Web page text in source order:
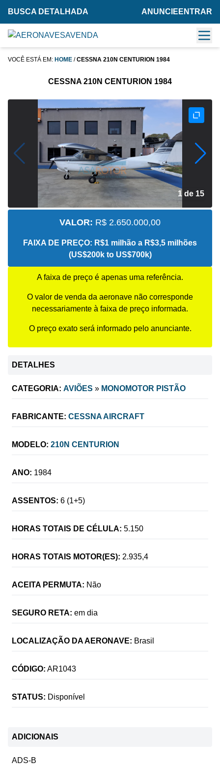
BUSCA DETALHADA ANUNCIE ENTRAR
VOCÊ ESTÁ EM: HOME /CESSNA 210N CENTURION 1984
CESSNA 210N CENTURION 1984
2 de 15
VALOR: R$ 2.650.000,00
FAIXA DE PREÇO: R$1 milhão a R$3,5 milhões
(US$200k to US$700k)
A faixa de preço é apenas uma referência.
O valor de venda da aeronave não corresponde
necessariamente à faixa de preço informada.
O preço exato será informado pelo anunciante.
DETALHES
CATEGORIA: AVIÕES » MONOMOTOR PISTÃO
FABRICANTE: CESSNA AIRCRAFT
MODELO: 210N CENTURION
ANO: 1984
ASSENTOS: 6 (1+5)
HORAS TOTAIS DE CÉLULA: 5.150
HORAS TOTAIS MOTOR(ES): 2.935,4
ACEITA PERMUTA: Não
SEGURO RETA: em dia
LOCALIZAÇÃO DA AERONAVE: Brasil
CÓDIGO: AR1043
STATUS: Disponível
ADICIONAIS
ADS-B